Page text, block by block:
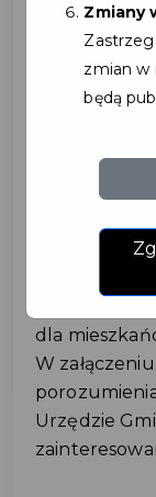
możliwość
•
Karty
Zachęcamy
Karty
dla
W
Urzędzie
Zmiany
zmian w
będą